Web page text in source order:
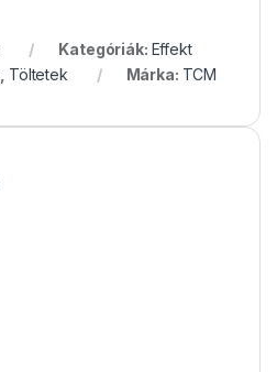
Kategóriák: Effekt
Töltetek Márka: TCM